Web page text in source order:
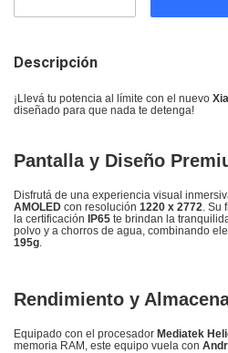
Descripción
¡Llevá tu potencia al límite con el nuevo
diseñado para que nada te detenga!
Pantalla y Diseño
Disfrutá de una experiencia visual
AMOLED con resolución 1220 x 2772. Su
la certificación IP65 te brindan la
polvo y a chorros de agua, combinando
195g.
Rendimiento y
Equipado con el procesador Mediatek
memoria RAM, este equipo vuela con